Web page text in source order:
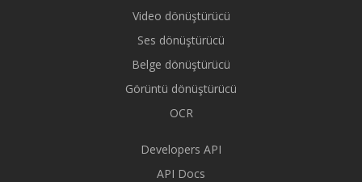
Video dönüştürücü
Ses dönüştürücü
Belge dönüştürücü
Görüntü dönüştürücü
OCR
Developers API
API Docs